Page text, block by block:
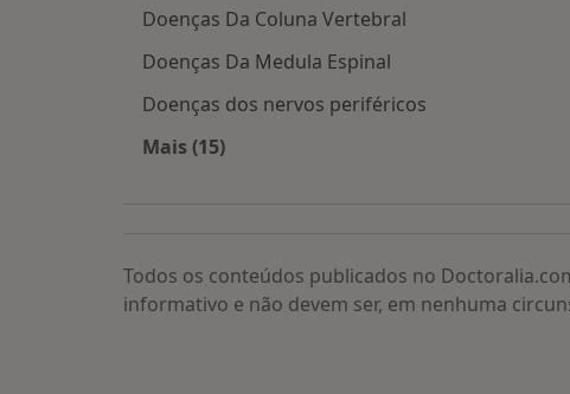
Doenças Da Coluna Vertebral
Doenças Da Medula Espinal
Doenças dos nervos periféricos
Mais (15)
Todos os conteúdos publicados no
informativo e não devem ser, em nenhuma